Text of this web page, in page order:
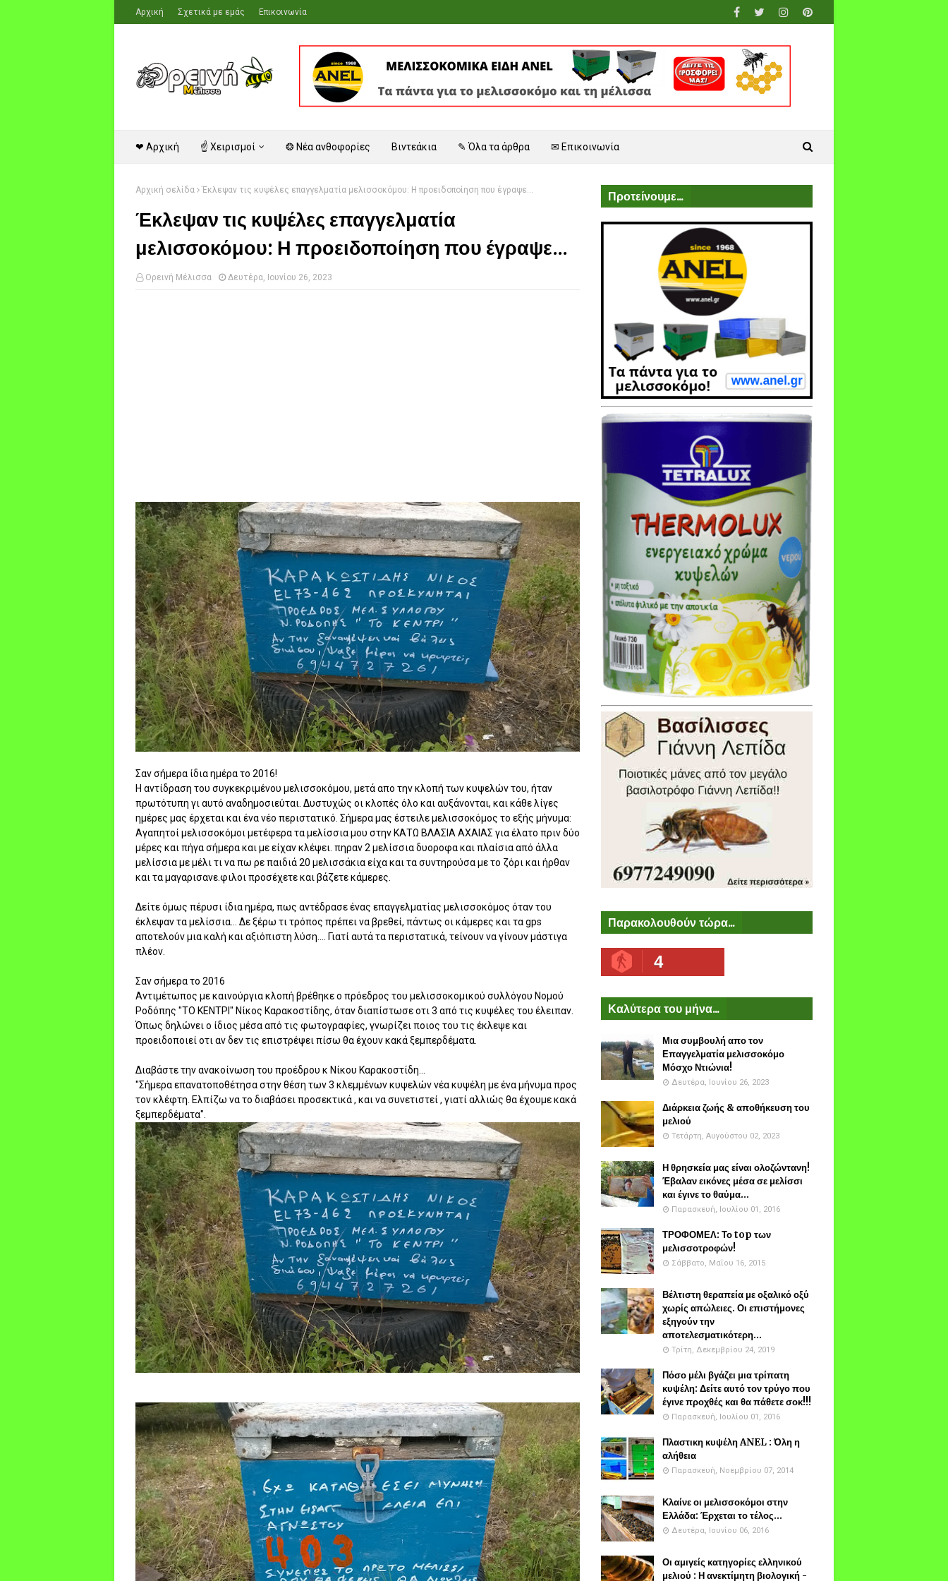
Αρχική Σχετικά με εμάς Επικοινωνία
❤ Αρχική ☝ Χειρισμοί ❂ Νέα ανθοφορίες Βιντεάκια ✎ Όλα τα άρθρα ✉ Επικοινωνία
Αρχική σελίδα Έκλεψαν τις κυψέλες επαγγελματία μελισσοκόμου: Η προειδοποίηση που έγραψε...
Έκλεψαν τις κυψέλες επαγγελματία
μελισσοκόμου: Η προειδοποίηση που έγραψε...
Ορεινή Μέλισσα Δευτέρα, Ιουνίου 26, 2023
Σαν σήμερα ίδια ημέρα το 2016!
Η αντίδραση του συγκεκριμένου μελισσοκόμου, μετά απο την κλοπή των κυψελών του, ήταν
πρωτότυπη γι αυτό αναδημοσιεύται. Δυστυχώς οι κλοπές όλο και αυξάνονται, και κάθε λίγες
ημέρες μας έρχεται και ένα νέο περιστατικό. Σήμερα μας έστειλε μελισσοκόμος το εξής μήνυμα:
Αγαπητοί μελισσοκόμοι μετέφερα τα μελίσσια μου στην ΚΑΤΩ ΒΛΑΣΙΑ ΑΧΑΙΑΣ για έλατο πριν δύο
μέρες και πήγα σήμερα και με είχαν κλέψει. πηραν 2 μελίσσια δυοροφα και πλαίσια από άλλα
μελίσσια με μέλι τι να πω ρε παιδιά 20 μελισσάκια είχα και τα συντηρούσα με το ζόρι και ήρθαν
και τα μαγαρισανε.φιλοι προσέχετε και βάζετε κάμερες.
Δείτε όμως πέρυσι ίδια ημέρα, πως αντέδρασε ένας επαγγελματίας μελισσοκόμος όταν του
έκλεψαν τα μελίσσια... Δε ξέρω τι τρόπος πρέπει να βρεθεί, πάντως οι κάμερες και τα gps
αποτελούν μια καλή και αξιόπιστη λύση.... Γιατί αυτά τα περιστατικά, τείνουν να γίνουν μάστιγα
πλέον.
Σαν σήμερα το 2016
Αντιμέτωπος με καινούργια κλοπή βρέθηκε ο πρόεδρος του μελισσοκομικού συλλόγου Νομού
Ροδόπης "ΤΟ ΚΕΝΤΡΙ" Νίκος Καρακοστίδης, όταν διαπίστωσε οτι 3 από τις κυψέλες του έλειπαν.
Όπως δηλώνει ο ίδιος μέσα από τις φωτογραφίες, γνωρίζει ποιος του τις έκλεψε και
προειδοποιεί οτι αν δεν τις επιστρέψει πίσω θα έχουν κακά ξεμπερδέματα.
Διαβάστε την ανακοίνωση του προέδρου κ Νίκου Καρακοστίδη...
"Σήμερα επανατοποθέτησα στην θέση των 3 κλεμμένων κυψελών νέα κυψέλη με ένα μήνυμα προς
τον κλέφτη. Ελπίζω να το διαβάσει προσεκτικά , και να συνετιστεί , γιατί αλλιώς θα έχουμε κακά
ξεμπερδέματα".
Προτείνουμε...
Παρακολουθούν τώρα...
4
Καλύτερα του μήνα...
Μια συμβουλή απο τον
Επαγγελματία μελισσοκόμο
Μόσχο Ντιώνια!
Δευτέρα, Ιουνίου 26, 2023
Διάρκεια ζωής & αποθήκευση του
μελιού
Τετάρτη, Αυγούστου 02, 2023
Η θρησκεία μας είναι ολοζώντανη!
Έβαλαν εικόνες μέσα σε μελίσσι
και έγινε το θαύμα...
Παρασκευή, Ιουλίου 01, 2016
ΤΡΟΦΟΜΕΛ: Το top των
μελισσοτροφών!
Σάββατο, Μαΐου 16, 2015
Βέλτιστη θεραπεία με οξαλικό οξύ
χωρίς απώλειες. Οι επιστήμονες
εξηγούν την
αποτελεσματικότερη...
Τρίτη, Δεκεμβρίου 24, 2019
Πόσο μέλι βγάζει μια τρίπατη
κυψέλη: Δείτε αυτό τον τρύγο που
έγινε προχθές και θα πάθετε σοκ!!!
Παρασκευή, Ιουλίου 01, 2016
Πλαστικη κυψέλη ANEL : Όλη η
αλήθεια
Παρασκευή, Νοεμβρίου 07, 2014
Κλαίνε οι μελισσοκόμοι στην
Ελλάδα: Έρχεται το τέλος...
Δευτέρα, Ιουνίου 06, 2016
Οι αμιγείς κατηγορίες ελληνικού
μελιού : Η ανεκτίμητη βιολογική -